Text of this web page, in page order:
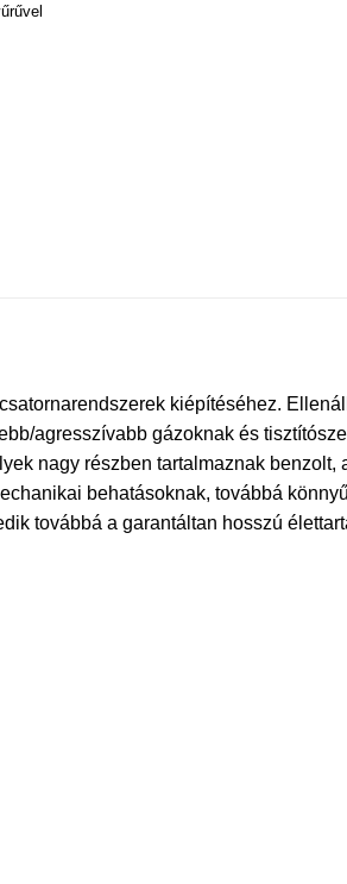
kiépítéséhez.
agresszívabb gázoknak és
nagy részben tartalmaznak benzolt,
behatásoknak, továbbá
továbbá a garantáltan hosszú